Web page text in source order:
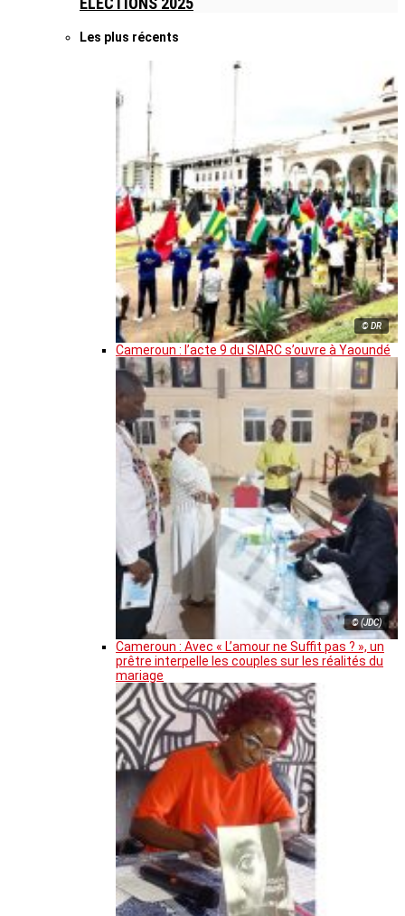
Les plus récents
© DR
Cameroun : l’acte 9 du SIARC s’ouvre à Yaoundé
© (JDC)
Cameroun : Avec « L’amour ne Suffit pas ? », un
prêtre interpelle les couples sur les réalités du
mariage